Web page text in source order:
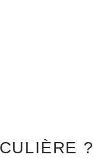
?